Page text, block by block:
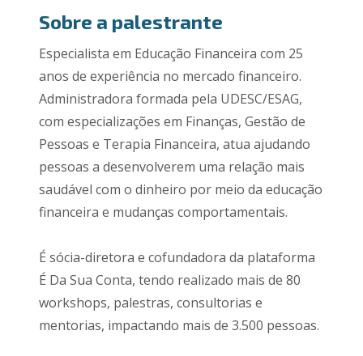
Sobre a palestrante
Especialista em Educação Financeira com 25
anos de experiência no mercado financeiro.
Administradora formada pela UDESC/ESAG,
com especializações em Finanças, Gestão de
Pessoas e Terapia Financeira, atua ajudando
pessoas a desenvolverem uma relação mais
saudável com o dinheiro por meio da educação
financeira e mudanças comportamentais.
É sócia-diretora e cofundadora da plataforma
É Da Sua Conta, tendo realizado mais de 80
workshops, palestras, consultorias e
mentorias, impactando mais de 3.500 pessoas.